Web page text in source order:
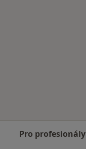
Pro profesionály